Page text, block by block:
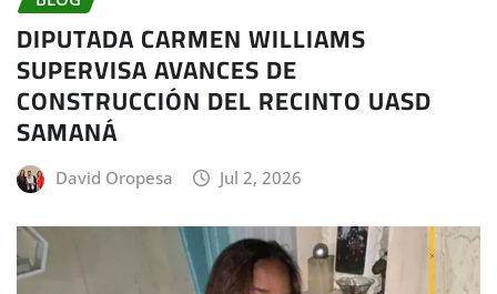
DIPUTADA CARMEN WILLIAMS
SUPERVISA AVANCES DE
CONSTRUCCIÓN DEL RECINTO UASD
SAMANÁ
David Oropesa Jul 2, 2026